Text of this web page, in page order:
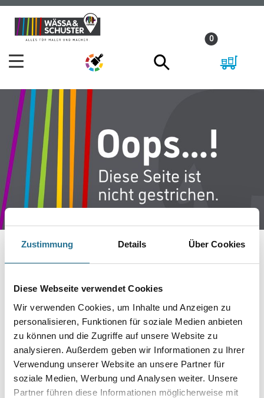
Zustimmung Details Über Cookies
Diese Webseite verwendet Cookies
Wir verwenden Cookies, um Inhalte und Anzeigen zu
personalisieren, Funktionen für soziale Medien anbieten
zu können und die Zugriffe auf unsere Website zu
analysieren. Außerdem geben wir Informationen zu Ihrer
Verwendung unserer Website an unsere Partner für
soziale Medien, Werbung und Analysen weiter. Unsere
Partner führen diese Informationen möglicherweise mit
Zum
Inhalt
Zum
Navigationsmenü
0
IST AUFGETRETEN
Keine Sorge, wir pinseln schon an der Lösung und
werden das Problem so schnell wie möglich beheben.
Erkunden Sie in der Zwischenzeit unseren Online-Shop
und lassen Sie sich inspirieren.
ZURÜCK ZUM ONLINE-SHOP